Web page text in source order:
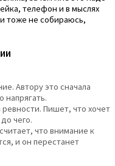
телефон и в мыслях
тоже не собираюсь,
Автору это сначала
напрягать.
ревности. Пишет, что хочет
чего.
что внимание к
и он перестанет